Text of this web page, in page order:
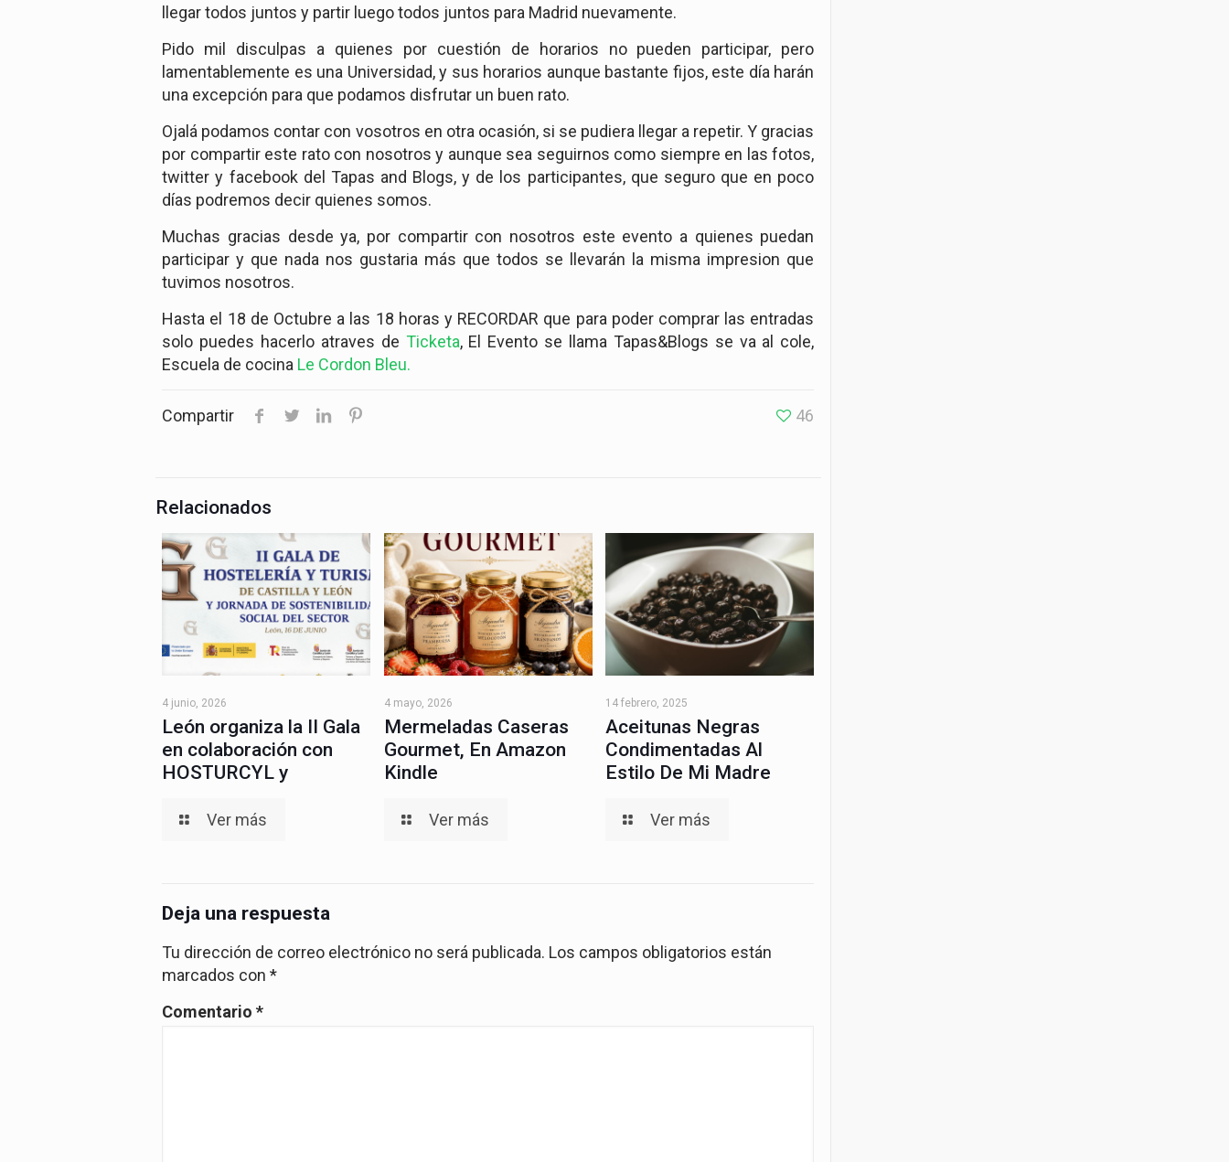
llegar todos juntos y partir luego todos juntos para Madrid nuevamente.
Pido mil disculpas a quienes por cuestión de horarios no pueden participar, pero
lamentablemente es una Universidad, y sus horarios aunque bastante fijos, este día harán
una excepción para que podamos disfrutar un buen rato.
Ojalá podamos contar con vosotros en otra ocasión, si se pudiera llegar a repetir. Y gracias
por compartir este rato con nosotros y aunque sea seguirnos como siempre en las fotos,
twitter y facebook del Tapas and Blogs, y de los participantes, que seguro que en poco
días podremos decir quienes somos.
Muchas gracias desde ya, por compartir con nosotros este evento a quienes puedan
participar y que nada nos gustaria más que todos se llevarán la misma impresion que
tuvimos nosotros.
Hasta el 18 de Octubre a las 18 horas y RECORDAR que para poder comprar las entradas
solo puedes hacerlo atraves de Ticketa, El Evento se llama Tapas&Blogs se va al cole,
Escuela de cocina Le Cordon Bleu.
Compartir 46
Relacionados
4 junio, 2026
León organiza la II Gala
en colaboración con
HOSTURCYL y
Ver más
4 mayo, 2026
Mermeladas Caseras
Gourmet, En Amazon
Kindle
Ver más
14 febrero, 2025
Aceitunas Negras
Condimentadas Al
Estilo De Mi Madre
Ver más
Deja una respuesta
Tu dirección de correo electrónico no será publicada. Los campos obligatorios están
marcados con*
Comentario*